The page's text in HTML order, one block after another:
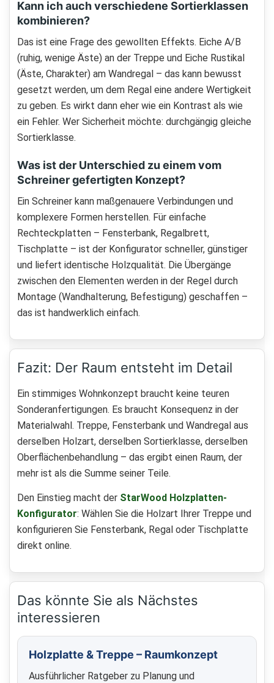
Kann ich auch verschiedene Sortierklassen
kombinieren?
Das ist eine Frage des gewollten Effekts. Eiche A/B
(ruhig, wenige Äste) an der Treppe und Eiche Rustikal
(Äste, Charakter) am Wandregal – das kann bewusst
gesetzt werden, um dem Regal eine andere Wertigkeit
zu geben. Es wirkt dann eher wie ein Kontrast als wie
ein Fehler. Wer Sicherheit möchte: durchgängig gleiche
Sortierklasse.
Was ist der Unterschied zu einem vom
Schreiner gefertigten Konzept?
Ein Schreiner kann maßgenauere Verbindungen und
komplexere Formen herstellen. Für einfache
Rechteckplatten – Fensterbank, Regalbrett,
Tischplatte – ist der Konfigurator schneller, günstiger
und liefert identische Holzqualität. Die Übergänge
zwischen den Elementen werden in der Regel durch
Montage (Wandhalterung, Befestigung) geschaffen –
das ist handwerklich einfach.
Fazit: Der Raum entsteht im Detail
Ein stimmiges Wohnkonzept braucht keine teuren
Sonderanfertigungen. Es braucht Konsequenz in der
Materialwahl. Treppe, Fensterbank und Wandregal aus
derselben Holzart, derselben Sortierklasse, derselben
Oberflächenbehandlung – das ergibt einen Raum, der
mehr ist als die Summe seiner Teile.
Den Einstieg macht der StarWood Holzplatten-
Konfigurator: Wählen Sie die Holzart Ihrer Treppe und
konfigurieren Sie Fensterbank, Regal oder Tischplatte
direkt online.
Das könnte Sie als Nächstes
interessieren
Holzplatte & Treppe – Raumkonzept
Ausführlicher Ratgeber zu Planung und